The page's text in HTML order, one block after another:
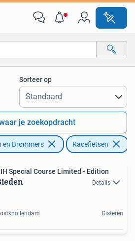
afstanden…
Sorteer op
je zoekopdracht
en Brommers Racefietsen
Special Course Limited - Edition
Details
Gisteren